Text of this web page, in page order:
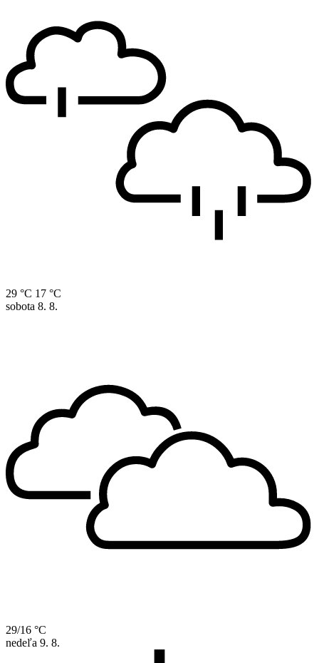
29 °C 17 °C
sobota 8. 8.
29/16 °C
nedeľa 9. 8.